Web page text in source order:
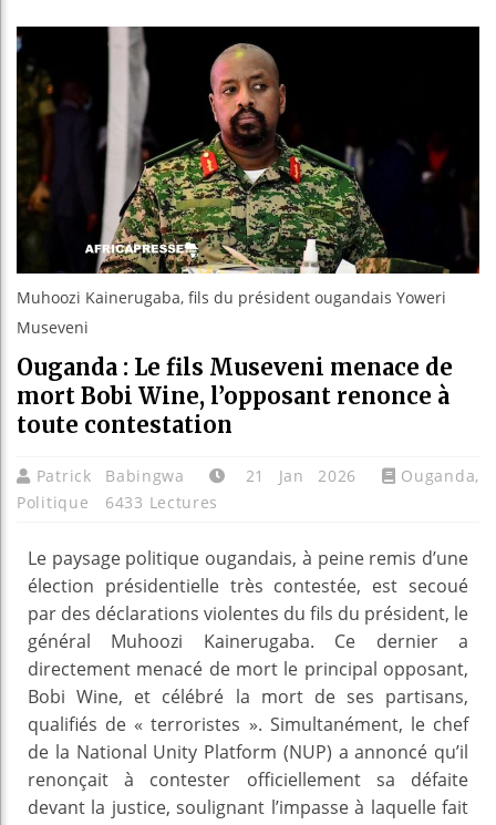
Bénin :
Muhoozi Kainerugaba, fils du président ougandais Yoweri
Museveni
Ouganda : Le fils Museveni menace de
mort Bobi Wine, l’opposant renonce à
toute contestation
Patrick Babingwa 21 Jan 2026 Ouganda,
Politique
6433 Lectures
Le paysage politique ougandais, à peine remis d’une
élection présidentielle très contestée, est secoué
par des déclarations violentes du fils du président, le
général Muhoozi Kainerugaba. Ce dernier a
directement menacé de mort le principal opposant,
Bobi Wine, et célébré la mort de ses partisans,
qualifiés de « terroristes ». Simultanément, le chef
de la National Unity Platform (NUP) a annoncé qu’il
renonçait à contester officiellement sa défaite
devant la justice, soulignant l’impasse à laquelle fait